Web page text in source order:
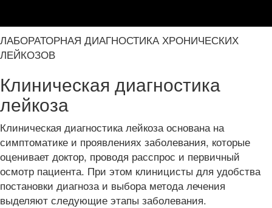
ЛАБОРАТОРНАЯ ДИАГНОСТИКА ХРОНИЧЕСКИХ
ЛЕЙКОЗОВ
Клиническая диагностика
лейкоза
Клиническая диагностика лейкоза основана на
симптоматике и проявлениях заболевания, которые
оценивает доктор, проводя расспрос и первичный
осмотр пациента. При этом клиницисты для удобства
постановки диагноза и выбора метода лечения
выделяют следующие этапы заболевания.